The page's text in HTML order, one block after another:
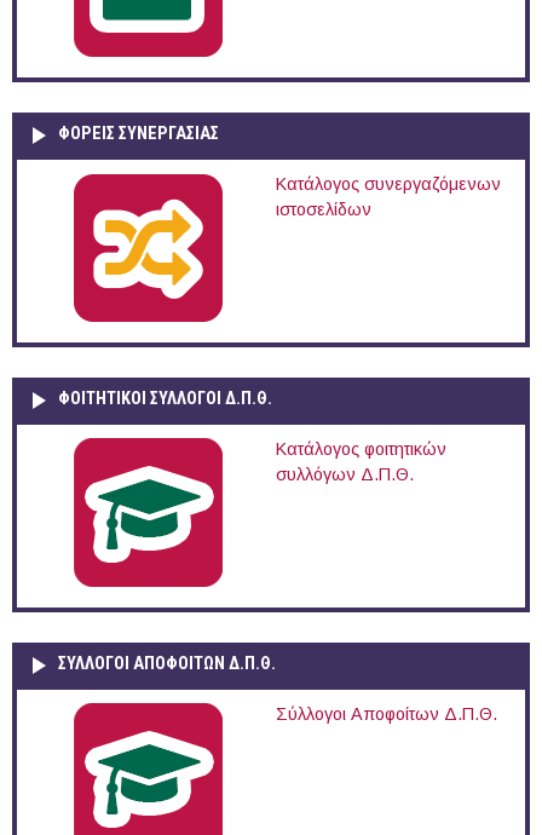
ΦΟΡΕΙΣ ΣΥΝΕΡΓΑΣΙΑΣ
Κατάλογος συνεργαζόμενων
ιστοσελίδων
ΦΟΙΤΗΤΙΚΟΙ ΣΥΛΛΟΓΟΙ Δ.Π.Θ.
Κατάλογος φοιτητικών
συλλόγων Δ.Π.Θ.
ΣΥΛΛΟΓΟΙ ΑΠΟΦΟΙΤΩΝ Δ.Π.Θ.
Σύλλογοι Αποφοίτων Δ.Π.Θ.